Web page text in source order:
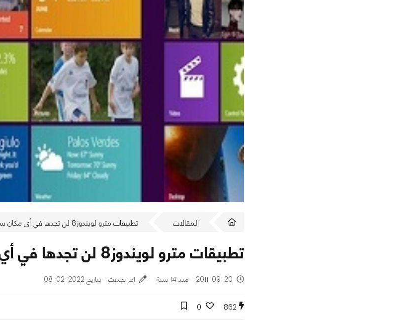
المقالات تطبيقات مترو لويندوز8 لن تجدها في أي مكان سوى في متاجر ويندوز الرسمية
تطبيقات مترو لويندوز8 لن تجدها في أي مكان سوى في متاجر ويندوز الرسمية
2011-09-20 - منذ 14 سنة اخر تحديث - بتاريخ 2022-02-08
862
0